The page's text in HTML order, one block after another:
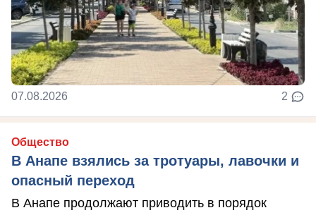
07.08.2026 2
Общество
В Анапе взялись за тротуары, лавочки и
опасный переход
В Анапе продолжают приводить в порядок